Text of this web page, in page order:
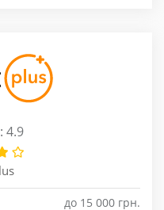
4.9
до 15 000 грн.